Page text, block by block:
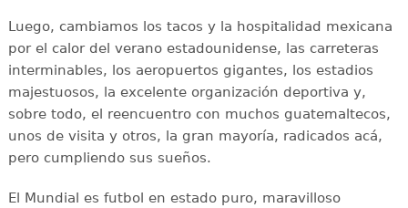
Luego, cambiamos los tacos y la hospitalidad mexicana
por el calor del verano estadounidense, las carreteras
interminables, los aeropuertos gigantes, los estadios
majestuosos, la excelente organización deportiva y,
sobre todo, el reencuentro con muchos guatemaltecos,
unos de visita y otros, la gran mayoría, radicados acá,
pero cumpliendo sus sueños.
El Mundial es futbol en estado puro, maravilloso